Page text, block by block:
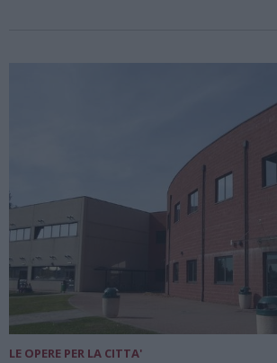
LE OPERE PER LA CITTA'